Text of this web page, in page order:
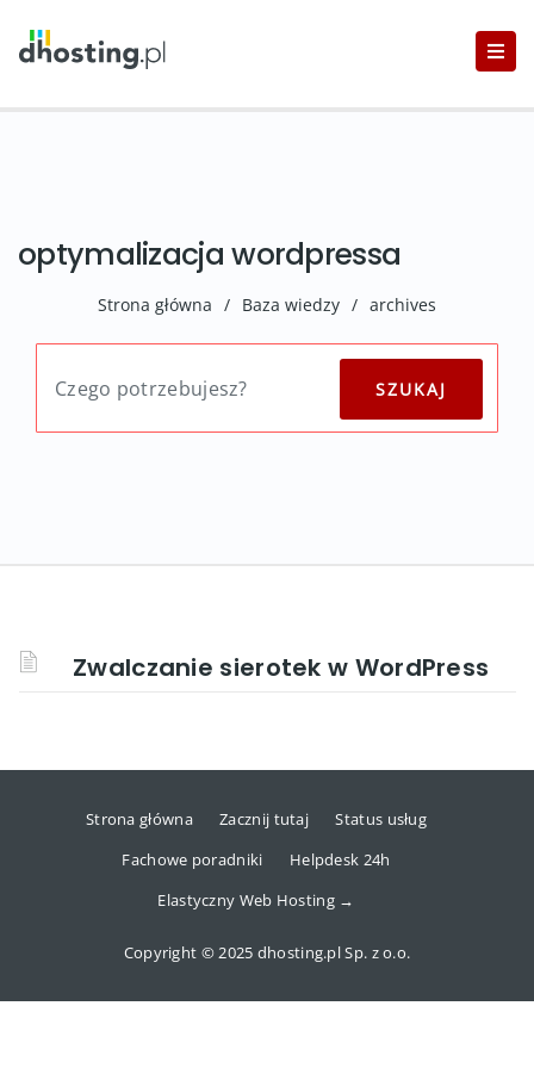
optymalizacja wordpressa
Strona główna / Baza wiedzy / archives
Zwalczanie sierotek w WordPress
Strona główna Zacznij tutaj
Status usług
Fachowe poradniki
Helpdesk 24h
Elastyczny Web Hosting →
Copyright © 2025 dhosting.pl Sp. z o.o.